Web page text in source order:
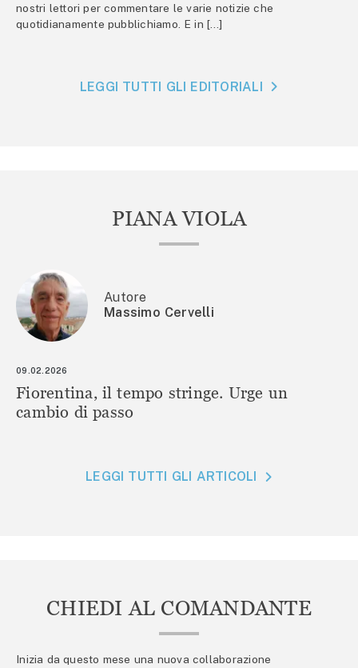
nostri lettori per commentare le varie notizie che
quotidianamente pubblichiamo. E in […]
LEGGI TUTTI GLI EDITORIALI
PIANA VIOLA
Autore
Massimo Cervelli
09.02.2026
Fiorentina, il tempo stringe. Urge un
cambio di passo
LEGGI TUTTI GLI ARTICOLI
CHIEDI AL COMANDANTE
Inizia da questo mese una nuova collaborazione